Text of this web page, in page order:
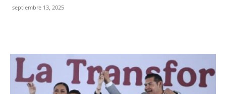
septiembre 13, 2025